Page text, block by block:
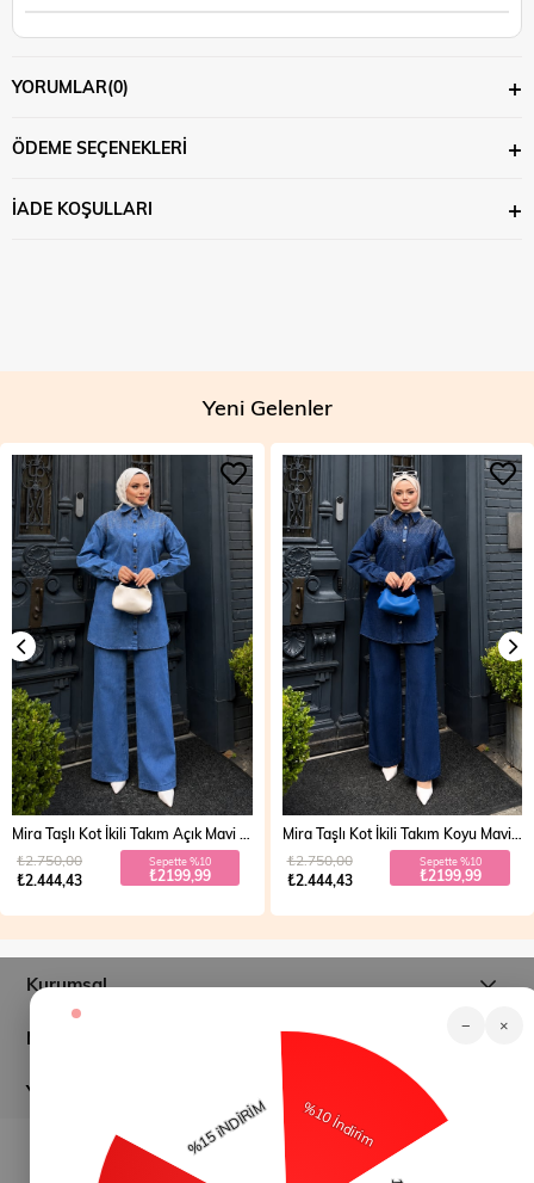
YORUMLAR(0)
ÖDEME SEÇENEKLERI
İADE KOŞULLARI
Yeni Gelenler
₺2.444,43
₺2.750,00 Sepette %10
₺2199,99
Mira Taşlı Kot İkili Takım Koyu Mavi 19286
₺2.444,43
₺2.750,00 Sepette %10
₺2199,99
Kurumsal
Müşteri İlişkileri
Yardım
− ×